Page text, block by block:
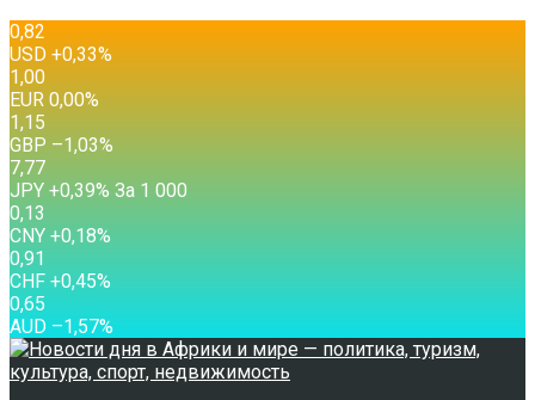
0,82
USD +0,33%
1,00
EUR 0,00%
1,15
GBP –1,03%
7,77
JPY +0,39% За 1 000
0,13
CNY +0,18%
0,91
CHF +0,45%
0,65
AUD –1,57%